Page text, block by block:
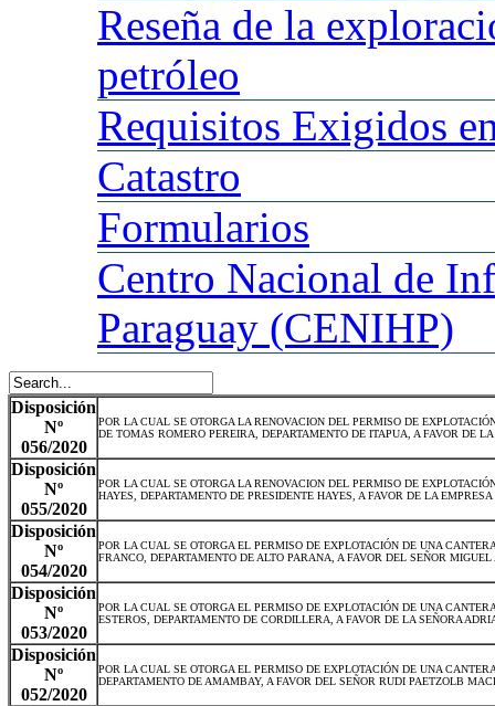
Reseña de la
petróleo
Requisitos Exigidos
Catastro
Formularios
Centro Nacional de
Paraguay (CENIHP)
Disposición
Nº
056/2020
POR LA CUAL SE OTORGA LA RENOVACION DEL PERMISO DE
DE TOMAS ROMERO PEREIRA, DEPARTAMENTO DE ITAPUA, A FAVOR DE
Disposición
Nº
055/2020
POR LA CUAL SE OTORGA LA RENOVACION DEL PERMISO DE
HAYES, DEPARTAMENTO DE PRESIDENTE HAYES, A FAVOR DE LA
Disposición
Nº
054/2020
POR LA CUAL SE OTORGA EL PERMISO DE EXPLOTACIÓN DE UNA
FRANCO, DEPARTAMENTO DE ALTO PARANA, A FAVOR DEL SEÑOR
Disposición
Nº
053/2020
POR LA CUAL SE OTORGA EL PERMISO DE EXPLOTACIÓN DE UNA
ESTEROS, DEPARTAMENTO DE CORDILLERA, A FAVOR DE LA SEÑORA
Disposición
Nº
052/2020
POR LA CUAL SE OTORGA EL PERMISO DE EXPLOTACIÓN DE UNA
DEPARTAMENTO DE AMAMBAY, A FAVOR DEL SEÑOR RUDI PAETZOLB